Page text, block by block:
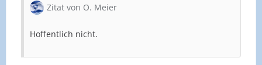
Zitat von O. Meier
Hoffentlich nicht.